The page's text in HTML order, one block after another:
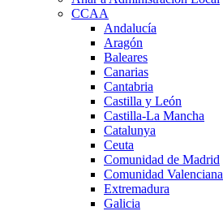
CCAA
Andalucía
Aragón
Baleares
Canarias
Cantabria
Castilla y León
Castilla-La Mancha
Catalunya
Ceuta
Comunidad de Madrid
Comunidad Valenciana
Extremadura
Galicia